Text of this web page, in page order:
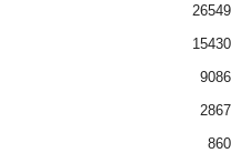
26549
15430
9086
2867
860